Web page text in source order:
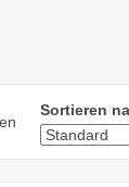
Sortieren